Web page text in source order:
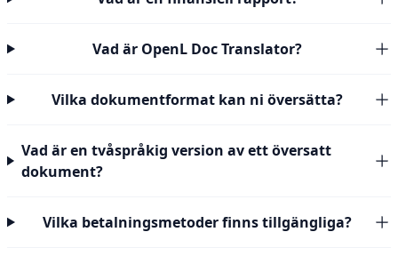
Vad är OpenL Doc Translator?
Vilka dokumentformat kan ni översätta?
Vad är en tvåspråkig version av ett översatt
dokument?
Vilka betalningsmetoder finns tillgängliga?